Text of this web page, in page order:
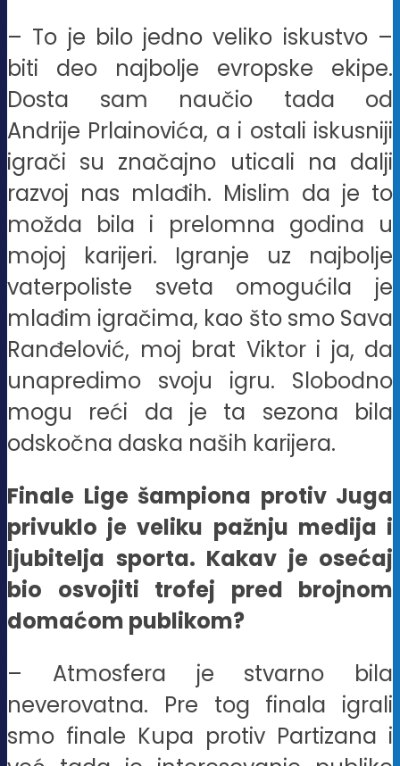
– To je bilo jedno veliko iskustvo –
biti deo najbolje evropske ekipe.
Dosta sam naučio tada od
Andrije Prlainovića, a i ostali iskusniji
igrači su značajno uticali na dalji
razvoj nas mlađih. Mislim da je to
možda bila i prelomna godina u
mojoj karijeri. Igranje uz najbolje
vaterpoliste sveta omogućila je
mlađim igračima, kao što smo Sava
Ranđelović, moj brat Viktor i ja, da
unapredimo svoju igru. Slobodno
mogu reći da je ta sezona bila
odskočna daska naših karijera.
Finale Lige šampiona protiv Juga
privuklo je veliku pažnju medija i
ljubitelja sporta. Kakav je osećaj
bio osvojiti trofej pred brojnom
domaćom publikom?
– Atmosfera je stvarno bila
neverovatna. Pre tog finala igrali
smo finale Kupa protiv Partizana i